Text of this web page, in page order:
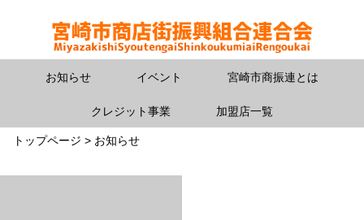
お知らせ イベント 宮崎市商振連とは
クレジット事業 加盟店一覧
トップページ > お知らせ